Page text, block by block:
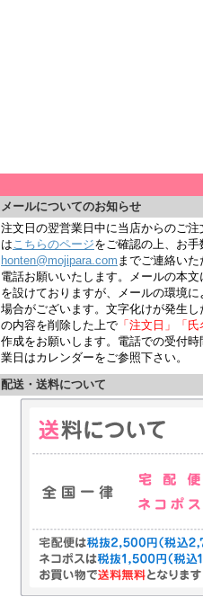
メールについてのお知らせ
注文日の翌営業日中に当店からのご
はこちらのページをご確認の上、お手
honten@mojipara.com までご連絡い
電話お願いいたします。メールの本
を設けておりますが、メールの環境
場合がございます。文字化けが発生
の内容を削除した上で 「注文日」「
作成をお願いします。電話での受付
業日はカレンダーをご参照下さい。
配送・送料について